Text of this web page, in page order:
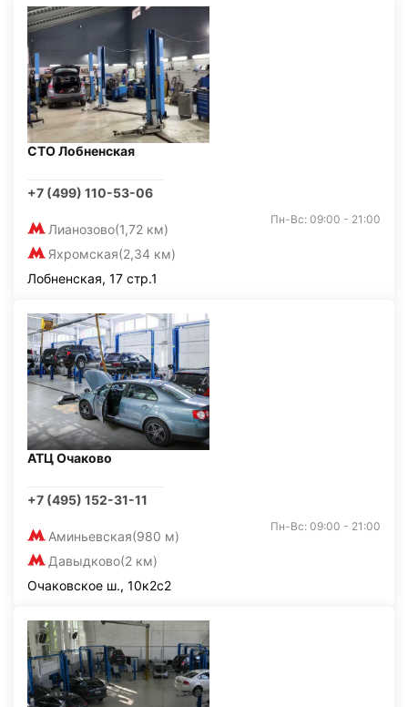
СТО Лобненская
+7 (499) 110-53-06
Лианозово(1,72 км)
Яхромская(2,34 км)
Пн-Вс: 09:00 - 21:00
Лобненская, 17 стр.1
АТЦ Очаково
+7 (495) 152-31-11
Аминьевская(980 м)
Давыдково(2 км)
Пн-Вс: 09:00 - 21:00
Очаковское ш., 10к2с2